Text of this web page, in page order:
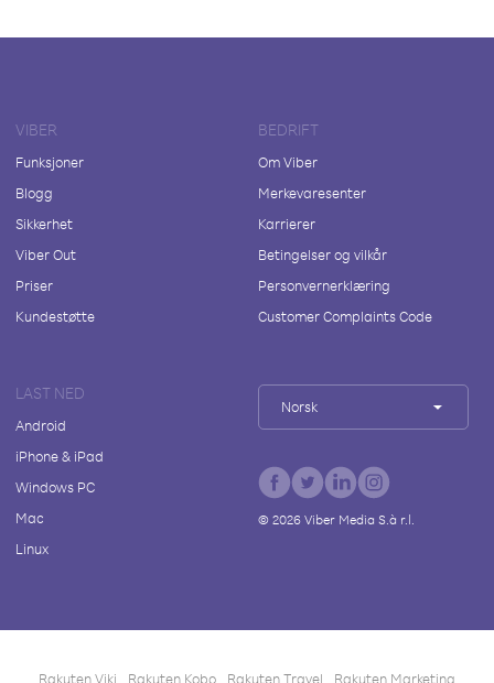
VIBER
Funksjoner
Blogg
Sikkerhet
Viber Out
Priser
Kundestøtte
BEDRIFT
Om Viber
Merkevaresenter
Karrierer
Betingelser og vilkår
Personvernerklæring
Customer Complaints Code
LAST NED
Android
iPhone & iPad
Windows PC
Mac
Linux
Norsk
© 2026Viber Media S.à r.l.
Rakuten Viki Rakuten Kobo Rakuten Travel Rakuten Marketing